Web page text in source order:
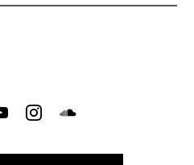
instagramsoundcloud